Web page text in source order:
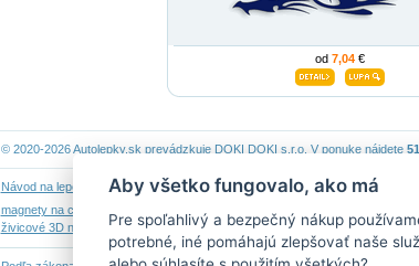
od 7,04€
© 2020-2026 Autolepky.sk prevádzkuje DOKI DOKI s.r.o. V ponuke nájdete
Návod na lepenie Návod na odstránenie samolepiek|Obchodné podmienky
magnety na chladničku
živicové 3D nálepky | kalendáre z fotiek
Aby všetko fungovalo, ako má
Pre spoľahlivý a bezpečný nákup
potrebné, iné pomáhajú zlepšovať naše